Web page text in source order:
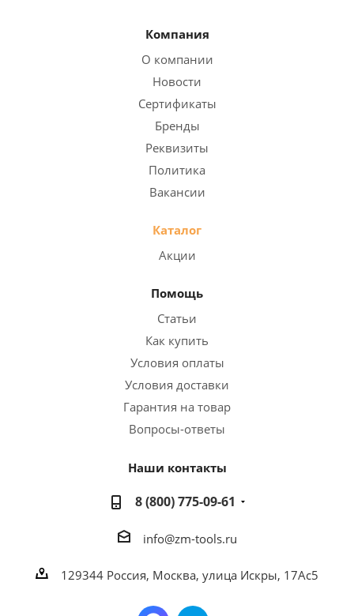
Компания
О компании
Новости
Сертификаты
Бренды
Реквизиты
Политика
Вакансии
Каталог
Акции
Помощь
Статьи
Как купить
Условия оплаты
Условия доставки
Гарантия на товар
Вопросы-ответы
Наши контакты
8 (800) 775-09-61
info@zm-tools.ru
129344 Россия, Москва, улица Искры, 17Ас5